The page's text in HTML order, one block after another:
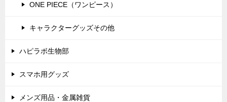
ONE PIECE（ワンピース）
キャラクターグッズその他
ハピラボ生物部
スマホ用グッズ
メンズ用品・金属雑貨